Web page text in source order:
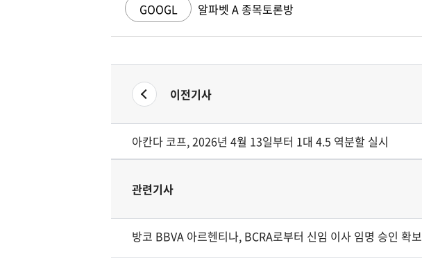
GOOGL 알파벳 A 종목토론방
이전기사
아칸다 코프, 2026년 4월 13일부터 1대 4.5 역분할 실시
관련기사
방코 BBVA 아르헨티나, BCRA로부터 신임 이사 임명 승인 확보